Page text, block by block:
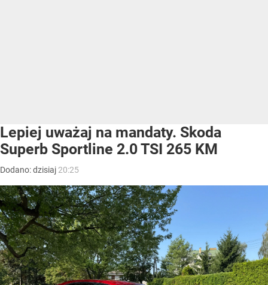
Lepiej uważaj na mandaty. Skoda
Superb Sportline 2.0 TSI 265 KM
Dodano:dzisiaj 20:25